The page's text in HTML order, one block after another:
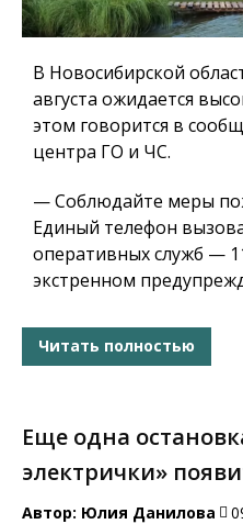
В Новосибирской
августа ожидается
этом говорится в
центра ГО и ЧС.
— Соблюдайте меры
Единый телефон
оперативных служб —
экстренном
Читать полностью
Еще одна
электрички»
Автор: Юлия Данилова